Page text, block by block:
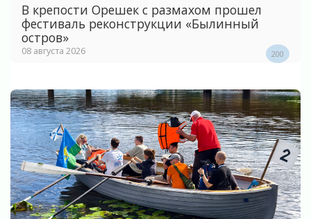
В крепости Орешек с размахом прошел
фестиваль реконструкции «Былинный
остров»
08 августа 2026 200